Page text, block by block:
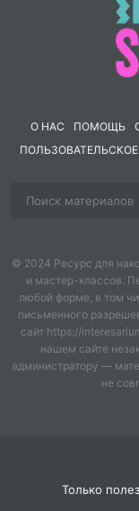
стеснять
полноте.
свойства
волокнами
воздух,
свойствами.
из пододежного
кожных
обеспечивает
пододежного
вентиляции
зависят от
О НАС ПОМОЩЬ
© 2024 Ресурс для
и мастер-классов.
любой форме, в том
письменного
сайт https://
нашем сайте
администратору —
не
Только